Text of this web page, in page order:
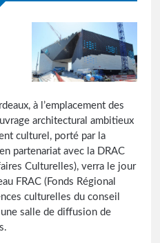
à l’emplacement des
architectural ambitieux
culturel, porté par la
partenariat avec la DRAC
Culturelles), verra le jour
FRAC (Fonds Régional
culturelles du conseil
salle de diffusion de